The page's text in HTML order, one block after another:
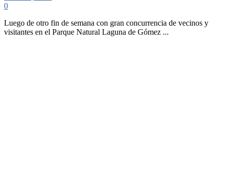
0
Luego de otro fin de semana con gran concurrencia de vecinos y
visitantes en el Parque Natural Laguna de Gómez ...